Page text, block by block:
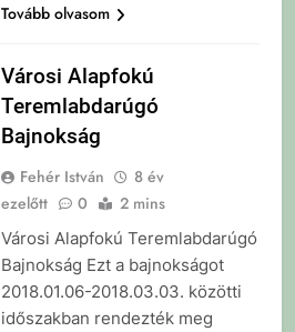
Tovább olvasom
Városi Alapfokú
Teremlabdarúgó
Bajnokság
Fehér István
8 év
ezelőtt
0 2 mins
Városi Alapfokú Teremlabdarúgó
Bajnokság Ezt a bajnokságot
2018.01.06-2018.03.03. közötti
időszakban rendezték meg